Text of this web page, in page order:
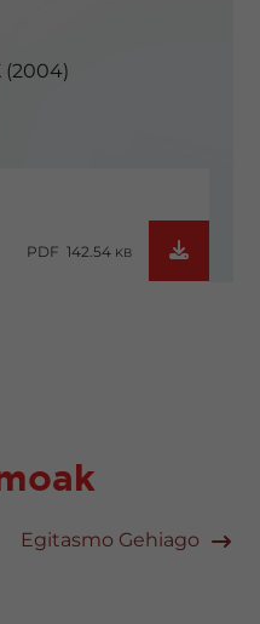
(2004)
PDF 142.54 KB
Egitasmo Gehiago